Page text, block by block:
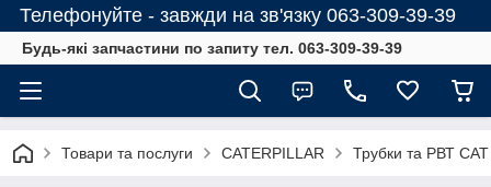
Телефонуйте - завжди на зв'язку 063-309-39-39
Будь-які запчастини по запиту тел. 063-309-39-39
Товари та послуги CATERPILLAR Трубки та РВТ CAT